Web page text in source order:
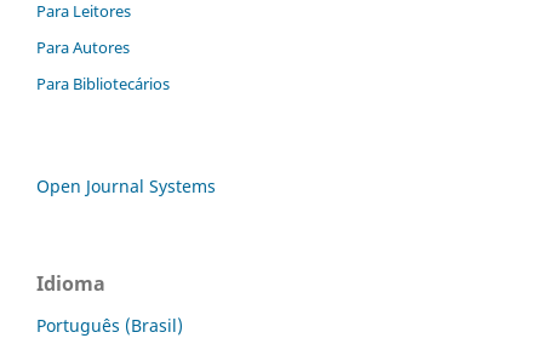
Para Leitores
Para Autores
Para Bibliotecários
Open Journal Systems
Idioma
Português (Brasil)